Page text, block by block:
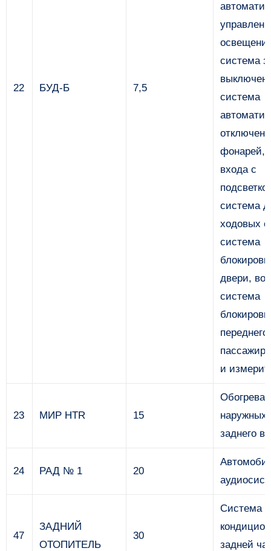
22 БУД-Б 7,5
система
система
фонарей,
входа с
система
ходовых
система
двери,
система
переднего
и
23 МИР HTR 15
наружных
заднего
24 РАД № 1 20
47
ЗАДНИЙ
ОТОПИТЕЛЬ
30
Система
задней